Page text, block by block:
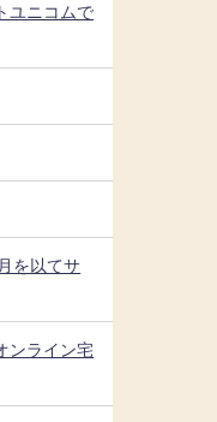
ユニコムで
を以てサ
ンライン宅